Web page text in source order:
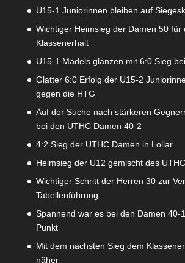
U15-1 Juniorinnen bleiben auf
Wichtiger Heimsieg der Damen 50 für
Klassenerhalt
U15-1 Mädels glänzen mit 6:0 Sieg
Glatter 6:0 Erfolg der U15-2
gegen die HTG
Auf der Suche nach stärkeren
bei den UTHC Damen 40-2
4:2 Sieg der UTHC Damen in Lollar
Heimsieg der U12 gemischt des UTHC
Wichtiger Schritt der Herren 30 zur
Tabellenführung
Spannend war es bei den Damen 40-
Punkt
Mit dem nächsten Sieg dem
näher